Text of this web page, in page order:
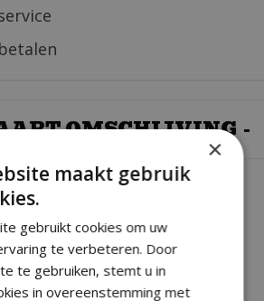
OMSCHIJVING
wat in de smaak valt,
wat te geven?
een Groencentrum
×
maakt gebruik
gebruikt cookies om uw
te verbeteren. Door
te gebruiken, stemt u in
in overeenstemming met